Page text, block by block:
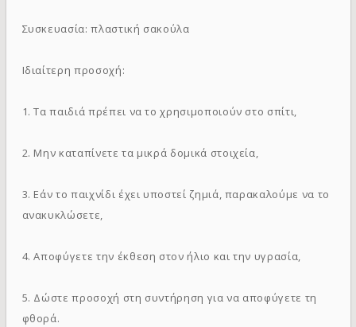
Συσκευασία: πλαστική σακούλα
Ιδιαίτερη προσοχή:
1. Τα παιδιά πρέπει να το χρησιμοποιούν στο σπίτι,
2. Μην καταπίνετε τα μικρά δομικά στοιχεία,
3. Εάν το παιχνίδι έχει υποστεί ζημιά, παρακαλούμε να το
ανακυκλώσετε,
4. Αποφύγετε την έκθεση στον ήλιο και την υγρασία,
5. Δώστε προσοχή στη συντήρηση για να αποφύγετε τη
φθορά.